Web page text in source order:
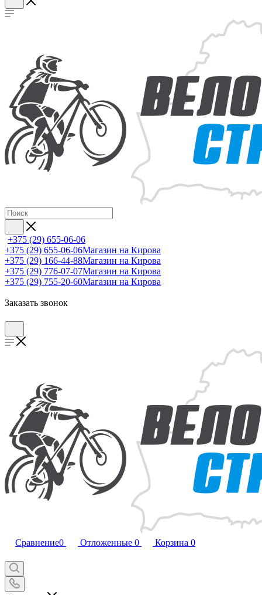
+375 (29) 655-06-06
+375 (29) 655-06-06Магазин на Кирова
+375 (29) 166-44-88Магазин на Кирова
+375 (29) 776-07-07Магазин на Кирова
+375 (29) 755-20-60Магазин на Кирова
Заказать звонок
Сравнение0 Отложенные 0 Корзина 0